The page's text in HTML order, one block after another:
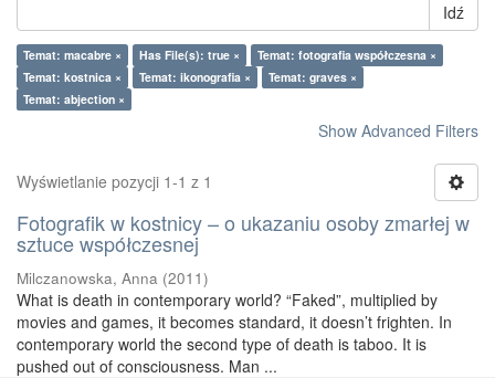
Idź
Temat: macabre × Has File(s): true ×
Temat: fotografia współczesna ×
Temat: kostnica ×
Temat: ikonografia ×
Temat: graves ×
Temat: abjection ×
Show Advanced Filters
Wyświetlanie pozycji 1-1 z 1
Fotografik w kostnicy – o ukazaniu osoby zmarłej w
sztuce współczesnej
Milczanowska, Anna (2011)
What is death in contemporary world? “Faked”, multiplied by
movies and games, it becomes standard, it doesn’t frighten. In
contemporary world the second type of death is taboo. It is
pushed out of consciousness. Man ...